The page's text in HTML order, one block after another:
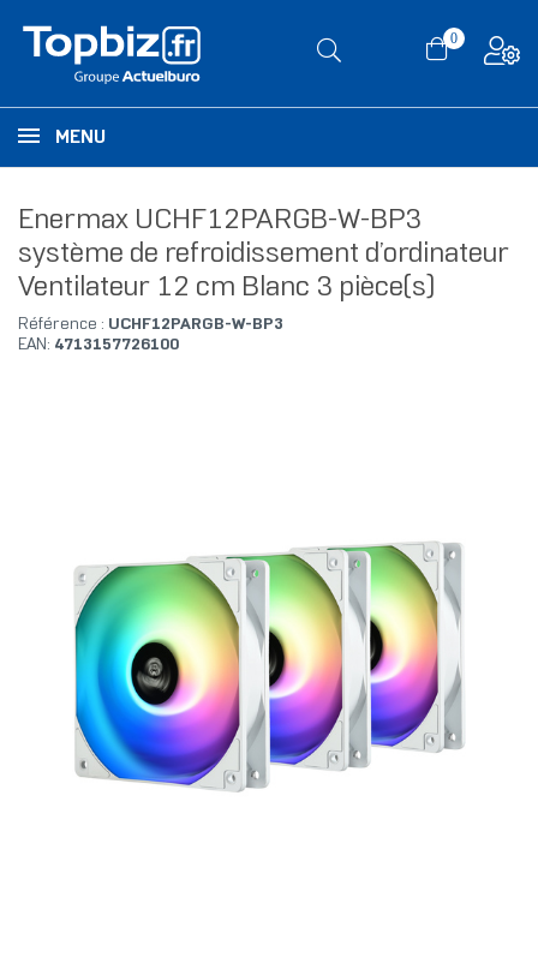
0
MENU
Enermax UCHF12PARGB-W-BP3
système de refroidissement d’ordinateur
Ventilateur 12 cm Blanc 3 pièce(s)
Référence : UCHF12PARGB-W-BP3
EAN: 4713157726100